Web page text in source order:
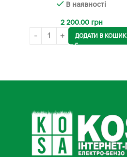
В наявності
2 200.00 грн
ДОДАТИ В КОШИК